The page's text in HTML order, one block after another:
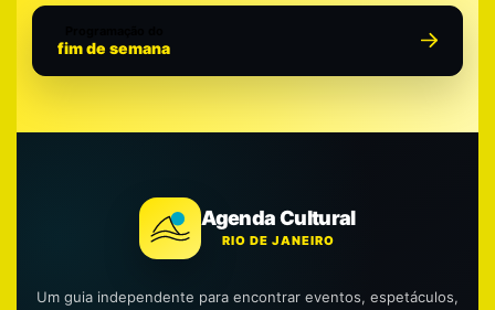
fim de semana
Agenda Cultural
RIO DE JANEIRO
Um guia independente para encontrar eventos, espetáculos,